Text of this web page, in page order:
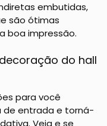
embutidas,
são ótimas
boa impressão.
do hall
para você
de entrada e torná-
Veja e se